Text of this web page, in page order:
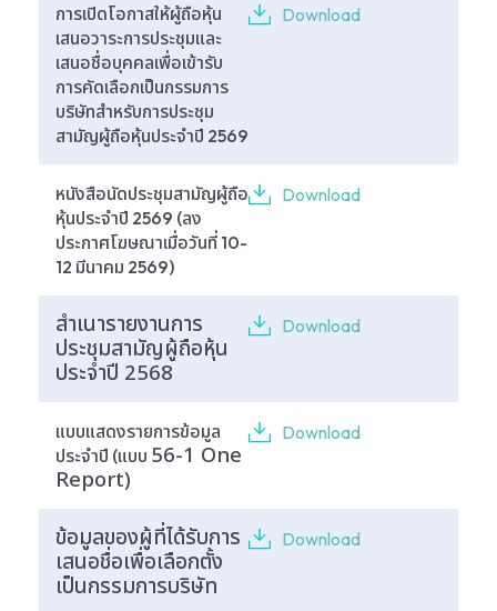
การเปิดโอกาสให้ผู้ถือหุ้น
เสนอวาระการประชุมและ
เสนอชื่อบุคคลเพื่อเข้ารับ
การคัดเลือกเป็นกรรมการ
บริษัทสำหรับการประชุม
สามัญผู้ถือหุ้นประจำปี 2569
Download
หนังสือนัดประชุมสามัญผู้ถือ
หุ้นประจำปี 2569 (ลง
ประกาศโฆษณาเมื่อวันที่ 10-
12 มีนาคม 2569)
Download
สำเนารายงานการ
ประชุมสามัญผู้ถือหุ้น
ประจำปี 2568
Download
แบบแสดงรายการข้อมูล
ประจำปี (แบบ 56-1 One
Report)
Download
ข้อมูลของผู้ที่ได้รับการ
เสนอชื่อเพื่อเลือกตั้ง
เป็นกรรมการบริษัท
Download